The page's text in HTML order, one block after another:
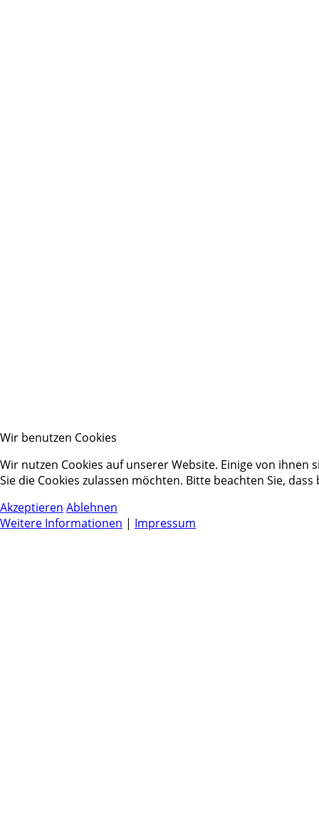
Wir benutzen Cookies
Wir nutzen Cookies auf unserer Website. Einige von
Sie die Cookies zulassen möchten. Bitte beachten Sie,
Akzeptieren Ablehnen
Weitere Informationen | Impressum